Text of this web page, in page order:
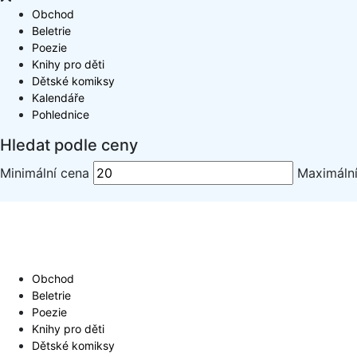
Obchod
Beletrie
Poezie
Knihy pro děti
Dětské komiksy
Kalendáře
Pohlednice
Hledat podle ceny
Minimální cena
Obchod
Beletrie
Poezie
Knihy pro děti
Dětské komiksy